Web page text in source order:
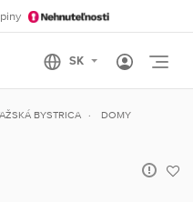
BYSTRICA
DOMY